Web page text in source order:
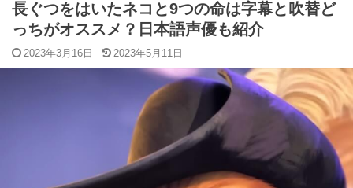
長ぐつをはいたネコと9つの命は字幕と吹替ど
っちがオススメ？日本語声優も紹介
2023年3月16日 2023年5月11日